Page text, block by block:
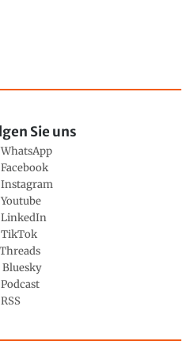
Sie uns
WhatsApp
Facebook
Instagram
Youtube
LinkedIn
TikTok
Threads
Bluesky
Podcast
RSS